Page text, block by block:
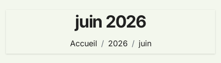
juin 2026
Accueil 2026 juin